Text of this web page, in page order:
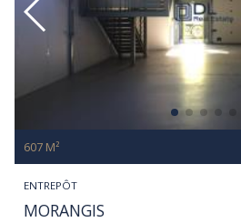
ENTREPÔT
MORANGIS
607 M²